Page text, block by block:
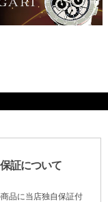
保証について
品に当店独自保証付